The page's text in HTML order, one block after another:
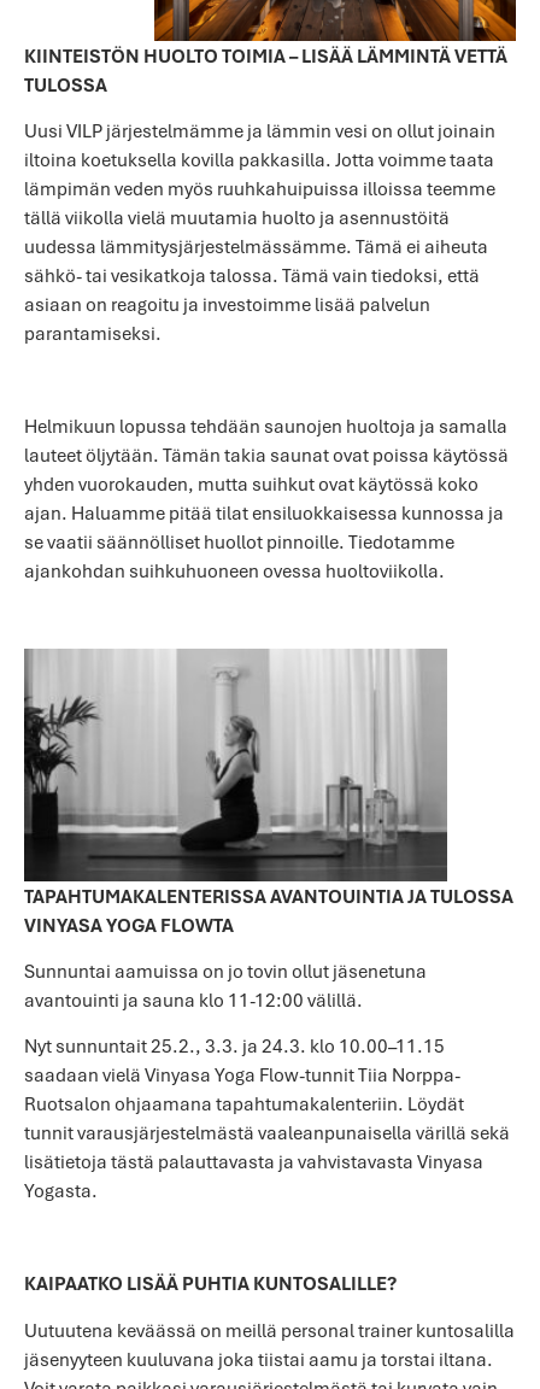
KIINTEISTÖN HUOLTO TOIMIA – LISÄÄ LÄMMINTÄ VETTÄ
TULOSSA
Uusi VILP järjestelmämme ja lämmin vesi on ollut joinain
iltoina koetuksella kovilla pakkasilla. Jotta voimme taata
lämpimän veden myös ruuhkahuipuissa illoissa teemme
tällä viikolla vielä muutamia huolto ja asennustöitä
uudessa lämmitysjärjestelmässämme. Tämä ei aiheuta
sähkö- tai vesikatkoja talossa. Tämä vain tiedoksi, että
asiaan on reagoitu ja investoimme lisää palvelun
parantamiseksi.
Helmikuun lopussa tehdään saunojen huoltoja ja samalla
lauteet öljytään. Tämän takia saunat ovat poissa käytössä
yhden vuorokauden, mutta suihkut ovat käytössä koko
ajan. Haluamme pitää tilat ensiluokkaisessa kunnossa ja
se vaatii säännölliset huollot pinnoille. Tiedotamme
ajankohdan suihkuhuoneen ovessa huoltoviikolla.
TAPAHTUMAKALENTERISSA AVANTOUINTIA JA TULOSSA
VINYASA YOGA FLOWTA
Sunnuntai aamuissa on jo tovin ollut jäsenetuna
avantouinti ja sauna klo 11-12:00 välillä.
Nyt sunnuntait 25.2., 3.3. ja 24.3. klo 10.00–11.15
saadaan vielä Vinyasa Yoga Flow-tunnit Tiia Norppa-
Ruotsalon ohjaamana tapahtumakalenteriin. Löydät
tunnit varausjärjestelmästä vaaleanpunaisella värillä sekä
lisätietoja tästä palauttavasta ja vahvistavasta Vinyasa
Yogasta.
KAIPAATKO LISÄÄ PUHTIA KUNTOSALILLE?
Uutuutena keväässä on meillä personal trainer kuntosalilla
jäsenyyteen kuuluvana joka tiistai aamu ja torstai iltana.